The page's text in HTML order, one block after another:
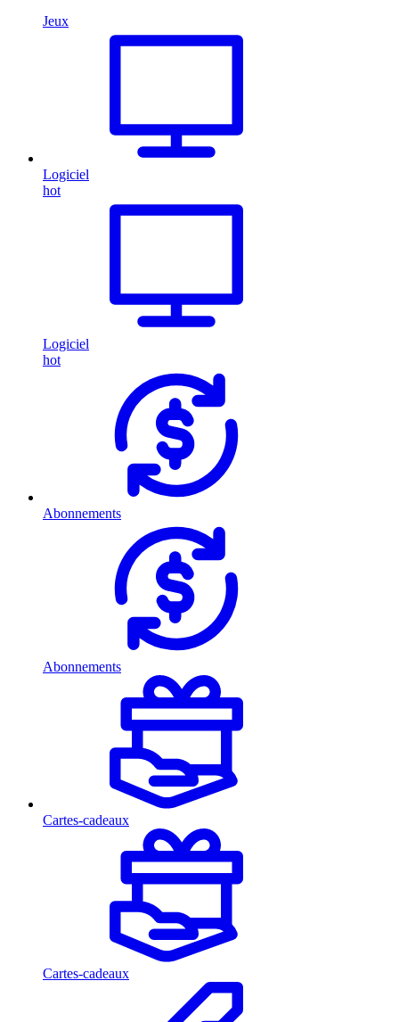
Jeux
Logiciel
hot
Logiciel
hot
Abonnements
Abonnements
Cartes-cadeaux
Cartes-cadeaux